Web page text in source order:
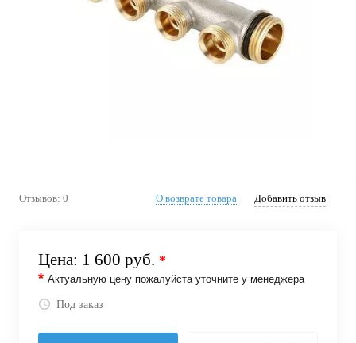
Отзывов: 0 О возврате товара Добавить отзыв
Цена: 1 600 руб. *
* Актуальную цену пожалуйста уточните у менеджера
Под заказ